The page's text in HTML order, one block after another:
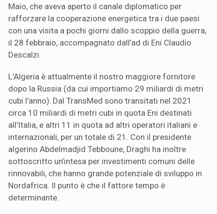
Maio, che aveva aperto il canale diplomatico per
rafforzare la cooperazione energetica tra i due paesi
con una visita a pochi giorni dallo scoppio della guerra,
il 28 febbraio, accompagnato dall’ad di Eni Claudio
Descalzi.
L’Algeria è attualmente il nostro maggiore fornitore
dopo la Russia (da cui importiamo 29 miliardi di metri
cubi l’anno). Dal TransMed sono transitati nel 2021
circa 10 miliardi di metri cubi in quota Eni destinati
all’Italia, e altri 11 in quota ad altri operatori italiani e
internazionali, per un totale di 21. Con il presidente
algerino Abdelmadjid Tebboune, Draghi ha inoltre
sottoscritto un’intesa per investimenti comuni delle
rinnovabili, che hanno grande potenziale di sviluppo in
Nordafrica. Il punto è che il fattore tempo è
determinante.